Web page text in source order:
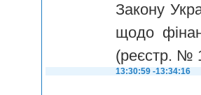
Закону
щодо
(реєстр. №
13:30:59 -13:34:16